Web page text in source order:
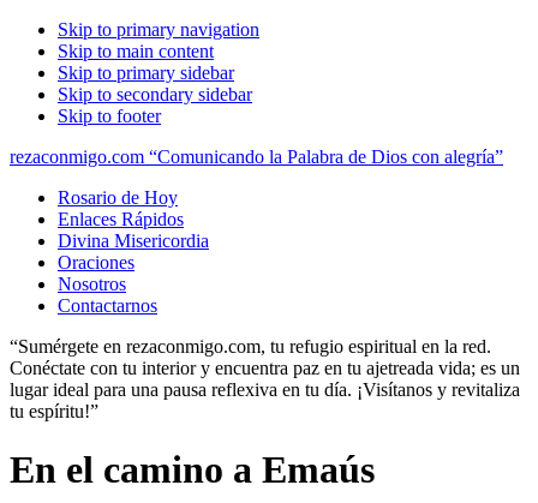
Skip to primary navigation
Skip to main content
Skip to primary sidebar
Skip to secondary sidebar
Skip to footer
rezaconmigo.com “Comunicando la Palabra de Dios con alegría”
Rosario de Hoy
Enlaces Rápidos
Divina Misericordia
Oraciones
Nosotros
Contactarnos
“Sumérgete en rezaconmigo.com, tu refugio espiritual en la red.
Conéctate con tu interior y encuentra paz en tu ajetreada vida; es un
lugar ideal para una pausa reflexiva en tu día. ¡Visítanos y revitaliza
tu espíritu!”
En el camino a Emaús